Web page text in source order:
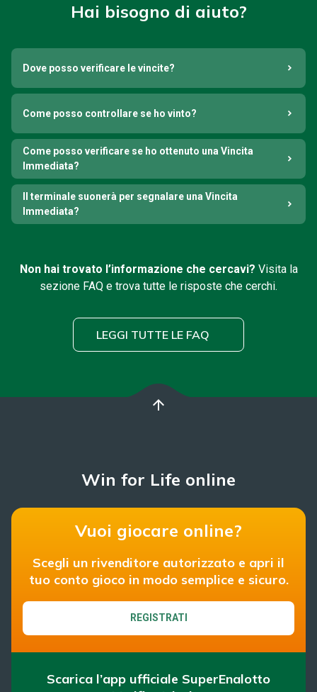
Hai bisogno di aiuto?
Dove posso verificare le vincite?
Come posso controllare se ho vinto?
Come posso verificare se ho ottenuto una Vincita
Immediata?
Il terminale suonerà per segnalare una Vincita
Immediata?
Non hai trovato l’informazione che cercavi? Visita la
sezione FAQ e trova tutte le risposte che cerchi.
LEGGI TUTTE LE FAQ
arrow_upward
Win for Life online
Vuoi giocare online?
Scegli un rivenditore autorizzato e apri il
tuo conto gioco in modo semplice e sicuro.
REGISTRATI
Scarica l’app ufficiale SuperEnalotto